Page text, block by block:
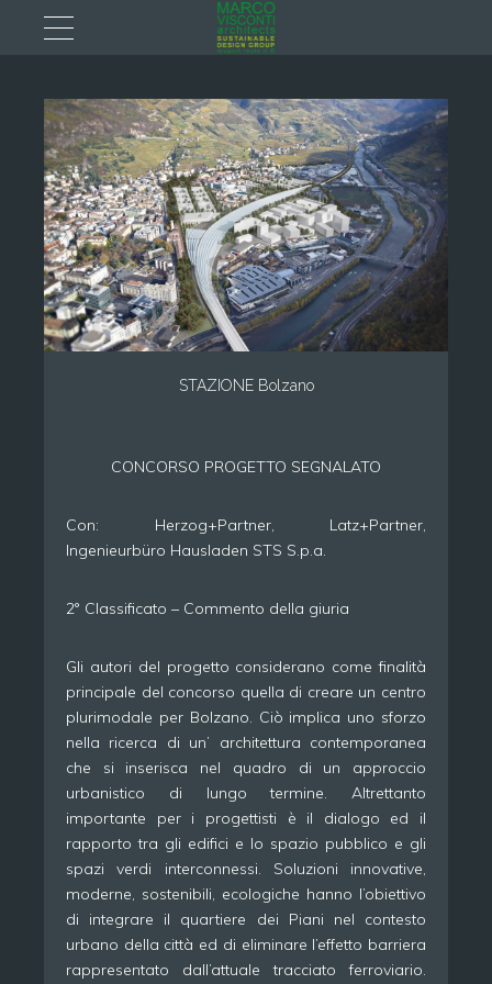
STAZIONE Bolzano
CONCORSO PROGETTO SEGNALATO
Con: Herzog+Partner, Latz+Partner,
Ingenieurbüro Hausladen STS S.p.a.
2° Classificato – Commento della giuria
Gli autori del progetto considerano come finalità
principale del concorso quella di creare un centro
plurimodale per Bolzano. Ciò implica uno sforzo
nella ricerca di un’ architettura contemporanea
che si inserisca nel quadro di un approccio
urbanistico di lungo termine. Altrettanto
importante per i progettisti è il dialogo ed il
rapporto tra gli edifici e lo spazio pubblico e gli
spazi verdi interconnessi. Soluzioni innovative,
moderne, sostenibili, ecologiche hanno l’obiettivo
di integrare il quartiere dei Piani nel contesto
urbano della città ed di eliminare l’effetto barriera
rappresentato dall’attuale tracciato ferroviario.